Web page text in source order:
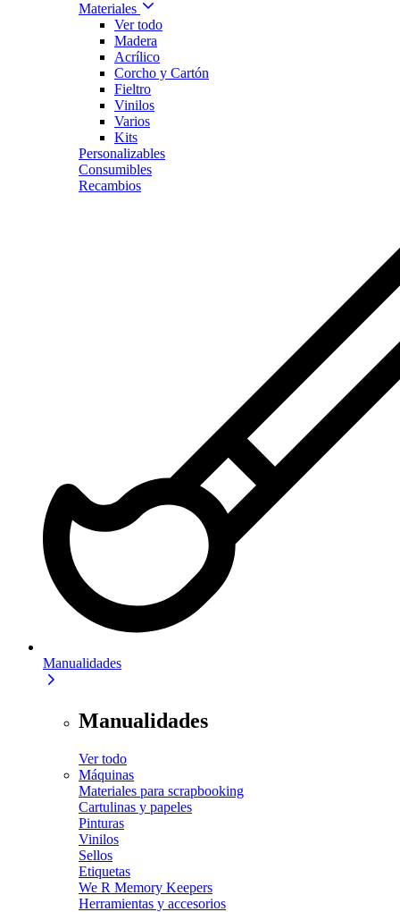
Materiales
Ver todo
Madera
Acrílico
Corcho y Cartón
Fieltro
Vinilos
Varios
Kits
Personalizables
Consumibles
Recambios
Manualidades
Manualidades
Ver todo
Máquinas
Materiales para scrapbooking
Cartulinas y papeles
Pinturas
Vinilos
Sellos
Etiquetas
We R Memory Keepers
Herramientas y accesorios